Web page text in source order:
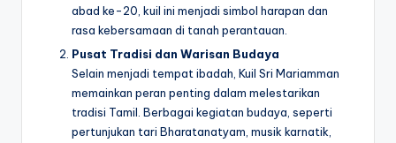
abad ke-20, kuil ini menjadi simbol harapan dan
rasa kebersamaan di tanah perantauan.
Pusat Tradisi dan Warisan Budaya
Selain menjadi tempat ibadah, Kuil Sri Mariamman
memainkan peran penting dalam melestarikan
tradisi Tamil. Berbagai kegiatan budaya, seperti
pertunjukan tari Bharatanatyam, musik karnatik,